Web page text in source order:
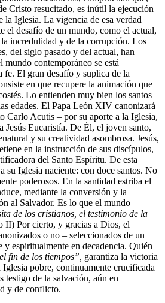
Cristo resucitado, es inútil la ejecución
la Iglesia. La vigencia de esa verdad
el desafío de un mundo, como el actual,
la incredulidad y de la corrupción. Los
del siglo pasado y del actual, han
contemporáneo se está
fe. El gran desafío y suplica de la
en que recupere la animación que
Lo entienden muy bien los santos
edades. El Papa León XIV canonizará
Carlo Acutis – por su aporte a la Iglesia,
Jesús Eucaristía. De Él, el joven santo,
y su creatividad asombrosa. Jesús,
en la instrucción de sus discípulos,
del Santo Espíritu. De esta
su Iglesia naciente: con doce santos. No
poderosos. En la santidad estriba el
mediante la conversión y la
al Salvador. Es lo que el mundo
de los cristianos, el testimonio de la
II) Por cierto, y gracias a Dios, el
o no – seleccionados de un
y espiritualmente en decadencia. Quién
fin de los tiempos”, garantiza la victoria
pobre, continuamente crucificada
testigo de la salvación, aún en
y de conflicto.